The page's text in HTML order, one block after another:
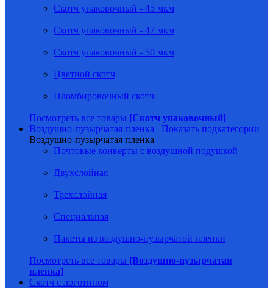
Скотч упаковочный - 45 мкм
Скотч упаковочный - 47 мкм
Скотч упаковочный - 50 мкм
Цветной скотч
Пломбировочный скотч
Посмотреть все товары [Скотч упаковочный]
Воздушно-пузырчатая пленка
Показать подкатегории
Воздушно-пузырчатая пленка
Почтовые конверты с воздушной подушкой
Двухслойная
Трехслойная
Специальная
Пакеты из воздушно-пузырчатой пленки
Посмотреть все товары [Воздушно-пузырчатая
пленка]
Скотч с логотипом